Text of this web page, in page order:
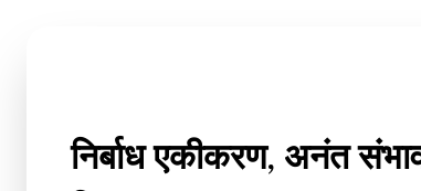
निर्बाध एकीकरण, अनंत